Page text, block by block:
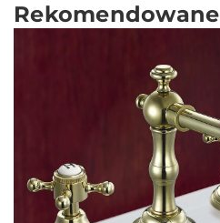
Rekomendowane